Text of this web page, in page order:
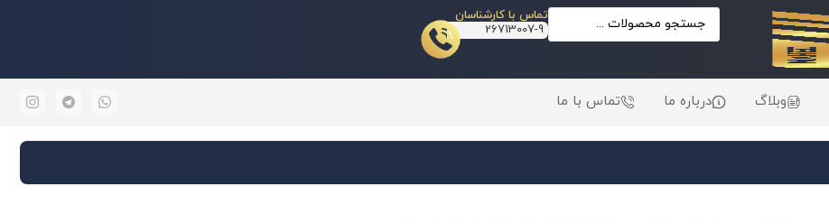
تماس با کارشناسان
26713007-9
وبلاگ درباره ما تماس با ما